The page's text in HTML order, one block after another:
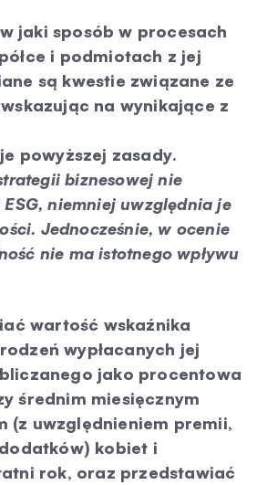
jaki sposób w procesach
i podmiotach z jej
są kwestie związane ze
na wynikające z
powyższej zasady.
biznesowej nie
niemniej uwzględnia je
Jednocześnie, w ocenie
nie ma istotnego wpływu
wartość wskaźnika
wypłacanych jej
jako procentowa
średnim miesięcznym
(z uwzględnieniem premii,
kobiet i
rok, oraz przedstawiać